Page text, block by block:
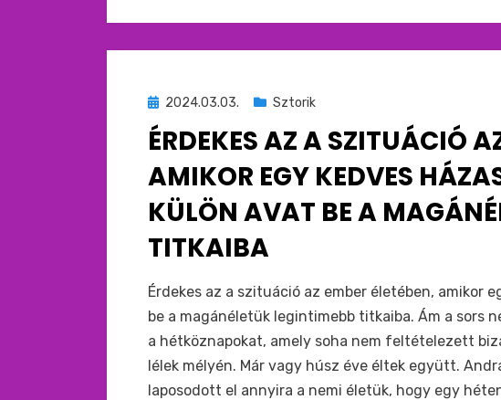
Beküldve
ide
2024.03.03. Sztorik
ÉRDEKES AZ A SZITUÁCIÓ
AMIKOR EGY KEDVES
KÜLÖN AVAT BE A
TITKAIBA
bymonkey
Érdekes az a szituáció az ember életében, amikor
be a magánéletük legintimebb titkaiba. Ám a sors
a hétköznapokat, amely soha nem feltételezett
lélek mélyén. Már vagy húsz éve éltek együtt.
laposodott el annyira a nemi életük, hogy egy